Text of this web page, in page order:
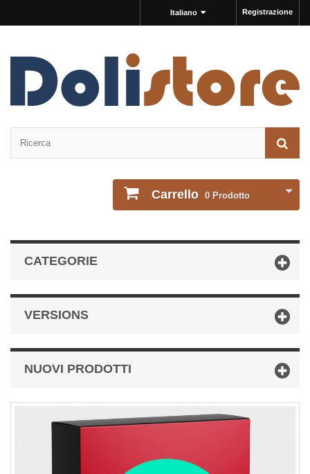
Registrazione
Italiano
Carrello 0 Prodotto
CATEGORIE
VERSIONS
NUOVI PRODOTTI